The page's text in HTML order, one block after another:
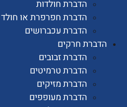
הדברת חולדות
הדברת חפרפרת או חולד
הדברת עכברושים
חרקים
הדברת זבובים
הדברת טרמיטים
הדברת מזיקים
הדברת מעופפים